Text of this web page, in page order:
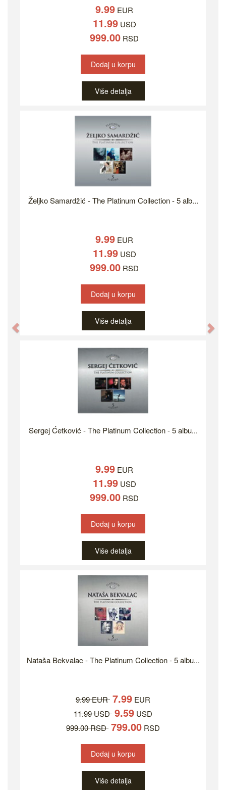
9.99 EUR
11.99USD
999.00 RSD
Dodaj u korpu
Više detalja
Željko Samardžić - The Platinum Collection - 5 alb...
9.99 EUR
11.99USD
999.00 RSD
Dodaj u korpu
Više detalja
Sergej Ćetković - The Platinum Collection - 5 albu...
9.99 EUR
11.99USD
999.00 RSD
Dodaj u korpu
Više detalja
Nataša Bekvalac - The Platinum Collection - 5 albu...
9.99 EUR 7.99 EUR
11.99 USD 9.59 USD
999.00 RSD 799.00 RSD
Dodaj u korpu
Više detalja